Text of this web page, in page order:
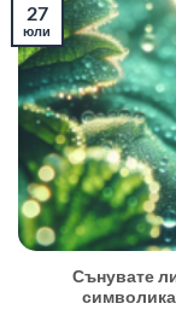
Сънувате
27
юли